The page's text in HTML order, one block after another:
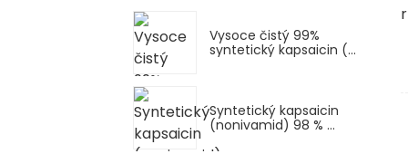
Vysoce čistý 99%
syntetický kapsaicin (...
Syntetický kapsaicin
(nonivamid) 98 % ...